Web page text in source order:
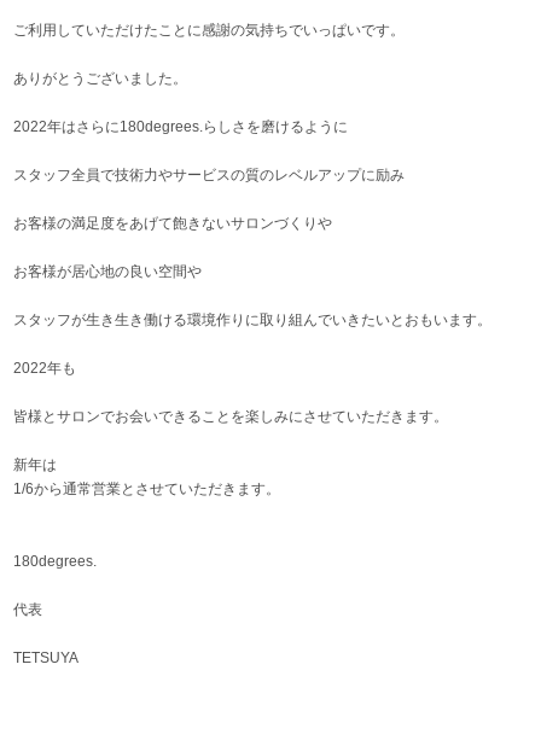
ご利用していただけたことに感謝の気持ちでいっぱいです。
ありがとうございました。
2022年はさらに180degrees.らしさを磨けるように
スタッフ全員で技術力やサービスの質のレベルアップに励み
お客様の満足度をあげて飽きないサロンづくりや
お客様が居心地の良い空間や
スタッフが生き生き働ける環境作りに取り組んでいきたいとおもいます。
2022年も
皆様とサロンでお会いできることを楽しみにさせていただきます。
新年は
1/6から通常営業とさせていただきます。
180degrees.
代表
TETSUYA